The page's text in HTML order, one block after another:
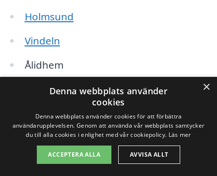
Holmsund
Vindeln
Ålidhem
Bjurholm
Mörsil
Sävar
Vännäs
×
Denna webbplats använder
cookies
Denna webbplats använder cookies för att förbättra
användarupplevelsen. Genom att använda vår webbplats samtycker
du till alla cookies i enlighet med vår cookiepolicy. Läs mer
ACCEPTERA ALLA AVVISA ALLT